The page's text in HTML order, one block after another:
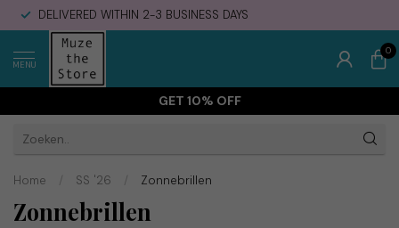
DELIVERED WITHIN 2-3 BUSINESS DAYS
MENU
0
GET 10% OFF
Home / SS '26 / Zonnebrillen
Zonnebrillen